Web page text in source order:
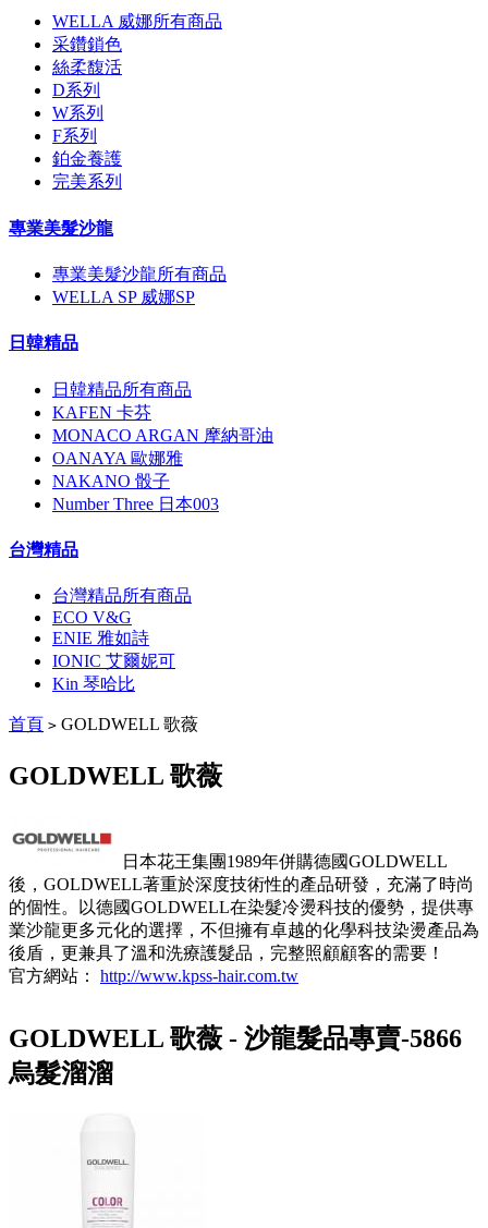
WELLA 威娜所有商品
采鑽鎖色
絲柔馥活
D系列
W系列
F系列
鉑金養護
完美系列
專業美髮沙龍
專業美髮沙龍所有商品
WELLA SP 威娜SP
日韓精品
日韓精品所有商品
KAFEN 卡芬
MONACO ARGAN 摩納哥油
OANAYA 歐娜雅
NAKANO 骰子
Number Three 日本003
台灣精品
台灣精品所有商品
ECO V&G
ENIE 雅如詩
IONIC 艾爾妮可
Kin 琴哈比
首頁 > GOLDWELL 歌薇
GOLDWELL 歌薇
日本花王集團1989年併購德國GOLDWELL
後，GOLDWELL著重於深度技術性的產品研發，充滿了時尚
的個性。以德國GOLDWELL在染髮冷燙科技的優勢，提供專
業沙龍更多元化的選擇，不但擁有卓越的化學科技染燙產品為
後盾，更兼具了溫和洗療護髮品，完整照顧顧客的需要！
官方網站： http://www.kpss-hair.com.tw
GOLDWELL 歌薇 - 沙龍髮品專賣-5866
烏髮溜溜